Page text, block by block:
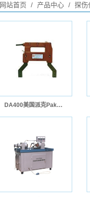
站首页 / 产品中心 / 探伤
DA400美国派克Paker磁粉探伤仪